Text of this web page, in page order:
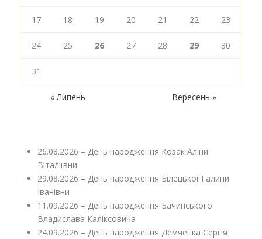
17 18 19 20 21 22 23
24 25 26 27 28 29 30
31
« Липень Вересень »
26.08.2026 – День народження Козак Аліни
Віталіївни
29.08.2026 – День народження Білецької Галини
Іванівни
11.09.2026 – День народження Бачинського
Владислава Каліксовича
24.09.2026 – День народження Демченка Сергія